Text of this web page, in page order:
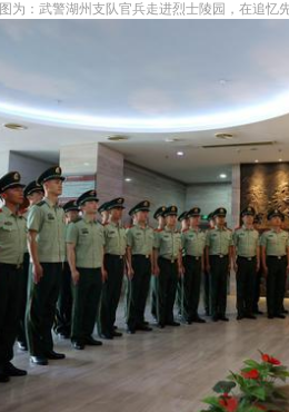
图为：武警湖州支队官兵走进烈士陵园，在追忆